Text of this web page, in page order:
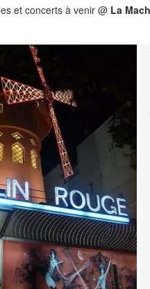
et concerts à venir @ La